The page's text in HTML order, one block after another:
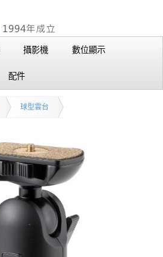
攝影機 數位顯示
配件
球型雲台